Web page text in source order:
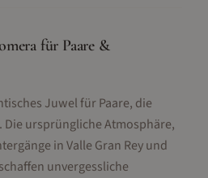
für Paare &
Juwel für Paare, die
Die ursprüngliche Atmosphäre,
in Valle Gran Rey und
unvergessliche